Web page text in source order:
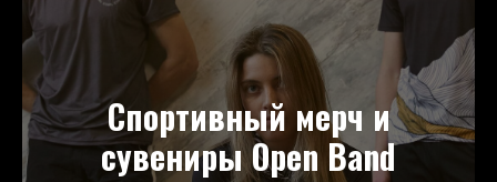
Спортивный мерч и
сувениры Open Band